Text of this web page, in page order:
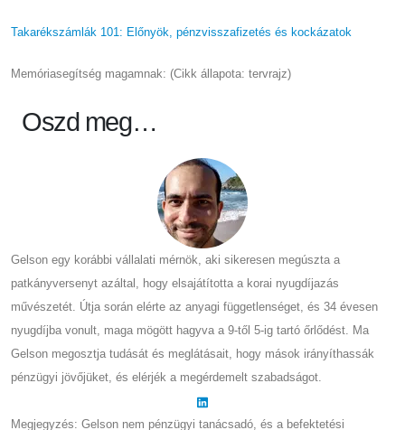
Takarékszámlák 101: Előnyök, pénzvisszafizetés és kockázatok
Memóriasegítség magamnak: (Cikk állapota: tervrajz)
Oszd meg…
Gelson egy korábbi vállalati mérnök, aki sikeresen megúszta a
patkányversenyt azáltal, hogy elsajátította a korai nyugdíjazás
művészetét. Útja során elérte az anyagi függetlenséget, és 34 évesen
nyugdíjba vonult, maga mögött hagyva a 9-től 5-ig tartó őrlődést. Ma
Gelson megosztja tudását és meglátásait, hogy mások irányíthassák
pénzügyi jövőjüket, és elérjék a megérdemelt szabadságot.
Megjegyzés: Gelson nem pénzügyi tanácsadó, és a befektetési